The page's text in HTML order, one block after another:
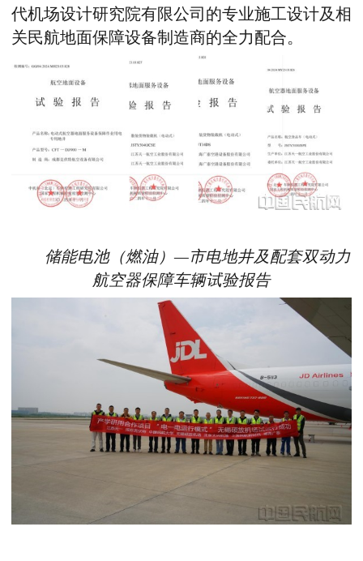
代机场设计研究院有限公司的专业施工设计及相
关民航地面保障设备制造商的全力配合。
储能电池（燃油）—市电地井及配套双动力
航空器保障车辆试验报告